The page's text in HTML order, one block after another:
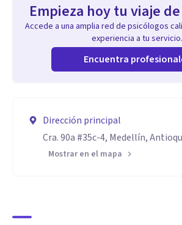
Empieza hoy tu viaje
Accede a una amplia red de psicólogos
experiencia a tu servicio.
Encuentra
Dirección principal
Cra. 90a #35c-4, Medellín,
Mostrar en el mapa